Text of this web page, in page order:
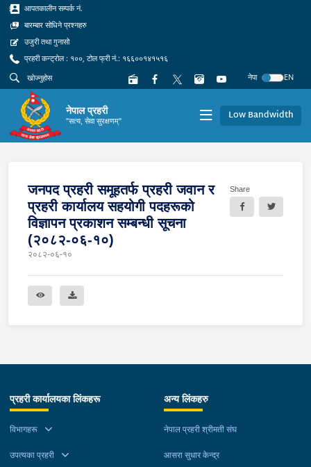
आपतकालीन सम्पर्क नं.
बारम्बार सोधिने प्रश्नहरु
उजुरी तथा गुनासो
प्रहरी कन्ट्रोल : १००, टोल फ्री नं.: १६६००१४१५१६
नेपा
EN
नेपाल प्रहरी
"सत्य, सेवा सुरक्षणम्" Low Bandwidth
जनपद प्रहरी समूहतर्फ प्रहरी जवान र
प्रहरी कार्यालय सहयोगी पदहरूको
विज्ञापन प्रकाशन सम्बन्धी सूचना
(२०८२-०६-१०)
२०८२-०६-१०
Share
प्रहरी कार्यालयका लिंकहरू
विभागहरू
उपत्यका प्रहरी
अन्य लिंकहरु
नेपाल प्रहरी श्रीमती संघ
आसरा सुधार केन्द्र